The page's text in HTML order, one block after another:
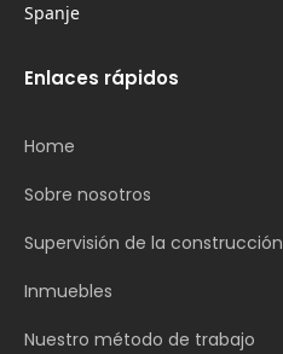
Spanje
Enlaces rápidos
Home
Sobre nosotros
Supervisión de la construcción
Inmuebles
Nuestro método de trabajo